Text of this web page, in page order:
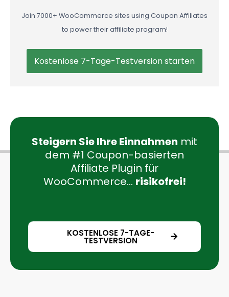
Join 7000+ WooCommerce sites using Coupon Affiliates
to power their affiliate program!
Kostenlose 7-Tage-Testversion starten
Steigern Sie Ihre Einnahmen mit
dem #1 Coupon-basierten
Affiliate Plugin für
WooCommerce... risikofrei!
KOSTENLOSE 7-TAGE-
TESTVERSION